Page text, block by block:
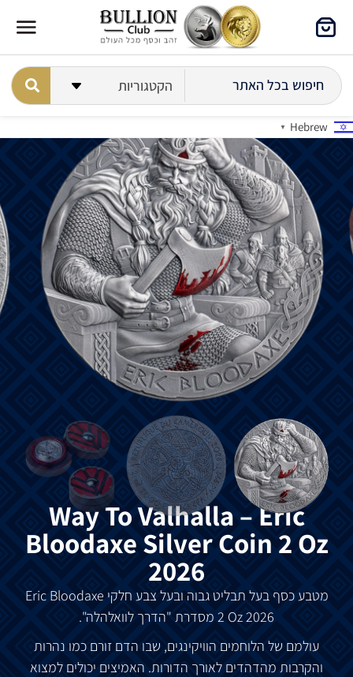
Hebrew
▼
Way To Valhalla – Eric
Bloodaxe Silver Coin 2 Oz
2026
מטבע כסף בעל תבליט גבוה ובעל צבע חלקי Eric Bloodaxe
2 Oz 2026 מסדרת "הדרך לוואלהלה".
עולמם של הלוחמים הוויקינגים, שבו הדם זורם כמו נהרות
והקרבות מהדהדים לאורך הדורות. האמיצים יכולים למצוא